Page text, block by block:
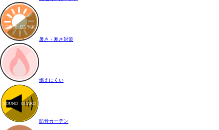
暑さ・寒さ対策
燃えにくい
防音カーテン